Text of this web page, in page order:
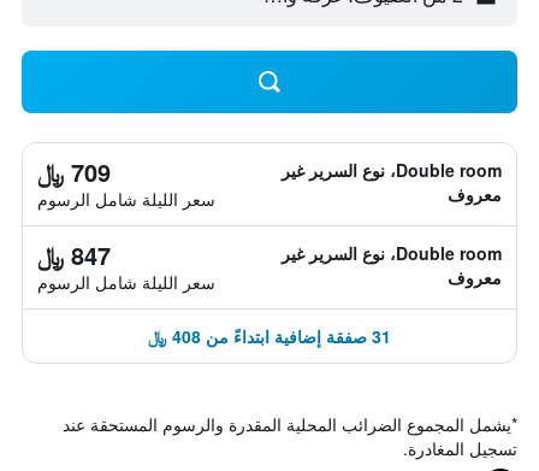
Double room، نوع السرير غير
معروف
709 ﷼
سعر الليلة شامل الرسوم
Double room، نوع السرير غير
معروف
847 ﷼
سعر الليلة شامل الرسوم
31 صفقة إضافية ابتداءً من 408 ﷼
*يشمل المجموع الضرائب المحلية المقدرة والرسوم المستحقة عند
تسجيل المغادرة.